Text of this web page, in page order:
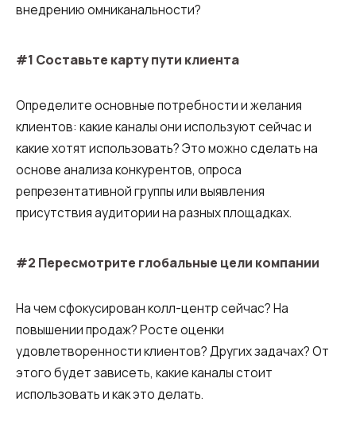
внедрению омниканальности?
#1 Составьте карту пути клиента
Определите основные потребности и желания
клиентов: какие каналы они используют сейчас и
какие хотят использовать? Это можно сделать на
основе анализа конкурентов, опроса
репрезентативной группы или выявления
присутствия аудитории на разных площадках.
#2 Пересмотрите глобальные цели компании
На чем сфокусирован колл-центр сейчас? На
повышении продаж? Росте оценки
удовлетворенности клиентов? Других задачах? От
этого будет зависеть, какие каналы стоит
использовать и как это делать.
Ім'я
Номер телефона
Заказать звонок
Ваше имя
Заказать интеграцию
Ваше имя
Заказать Тест Драйв
Ваше имя
Нужна
помощь
с выбором?